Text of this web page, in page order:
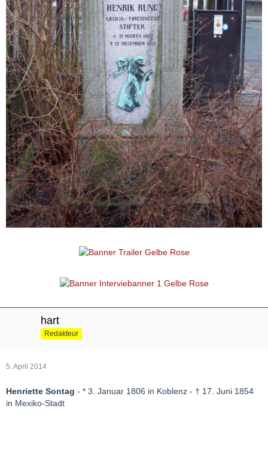
hart
Redakteur
5. April 2014
Henriette Sontag - * 3. Januar 1806 in Koblenz - † 17. Juni 1854
in Mexiko-Stadt